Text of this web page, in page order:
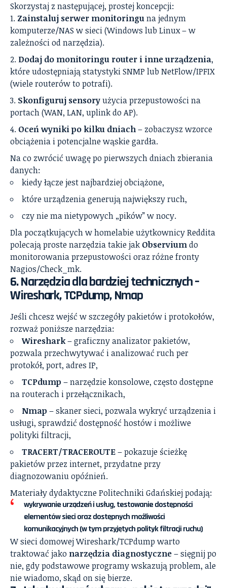
Skorzystaj z następującej, prostej koncepcji:
Zainstaluj serwer monitoringuna jednym
komputerze/NAS w sieci (Windows lub Linux – w
zależności od narzędzia).
Dodaj do monitoringu router i inne urządzenia,
które udostępniają statystyki SNMP lub NetFlow/IPFIX
(wiele routerów to potrafi).
Skonfiguruj sensoryużycia przepustowości na
portach (WAN, LAN, uplink do AP).
Oceń wyniki po kilku dniach– zobaczysz wzorce
obciążenia i potencjalne wąskie gardła.
Na co zwrócić uwagę po pierwszych dniach zbierania
danych:
kiedy łącze jest najbardziej obciążone,
które urządzenia generują największy ruch,
czy nie ma nietypowych „pików” w nocy.
Dla początkujących w homelabie użytkownicy Reddita
polecają proste narzędzia takie jak Observiumdo
monitorowania przepustowości oraz różne fronty
Nagios/Check_mk.
6. Narzędzia dla bardziej technicznych –
Wireshark, TCPdump, Nmap
Jeśli chcesz wejść w szczegóły pakietów i protokołów,
rozważ poniższe narzędzia:
Wireshark– graficzny analizator pakietów,
pozwala przechwytywać i analizować ruch per
protokół, port, adres IP,
TCPdump – narzędzie konsolowe, często dostępne
na routerach i przełącznikach,
Nmap – skaner sieci, pozwala wykryć urządzenia i
usługi, sprawdzić dostępność hostów i możliwe
polityki filtracji,
TRACERT/TRACEROUTE– pokazuje ścieżkę
pakietów przez internet, przydatne przy
diagnozowaniu opóźnień.
Materiały dydaktyczne Politechniki Gdańskiej podają:
wykrywanie urządzeń i usług, testowanie dostępności
elementów sieci oraz dostępnych możliwości
komunikacyjnych (w tym przyjętych polityk filtracji ruchu)
W sieci domowej Wireshark/TCPdump warto
traktować jako narzędzia diagnostyczne– sięgnij po
nie, gdy podstawowe programy wskazują problem, ale
nie wiadomo, skąd on się bierze.